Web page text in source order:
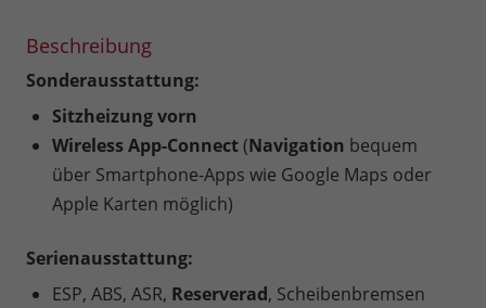
Beschreibung
Sonderausstattung:
Sitzheizung vorn
Wireless App-Connect(Navigation bequem
über Smartphone-Apps wie Google Maps oder
Apple Karten möglich)
Serienausstattung:
ESP, ABS, ASR, Reserverad, Scheibenbremsen